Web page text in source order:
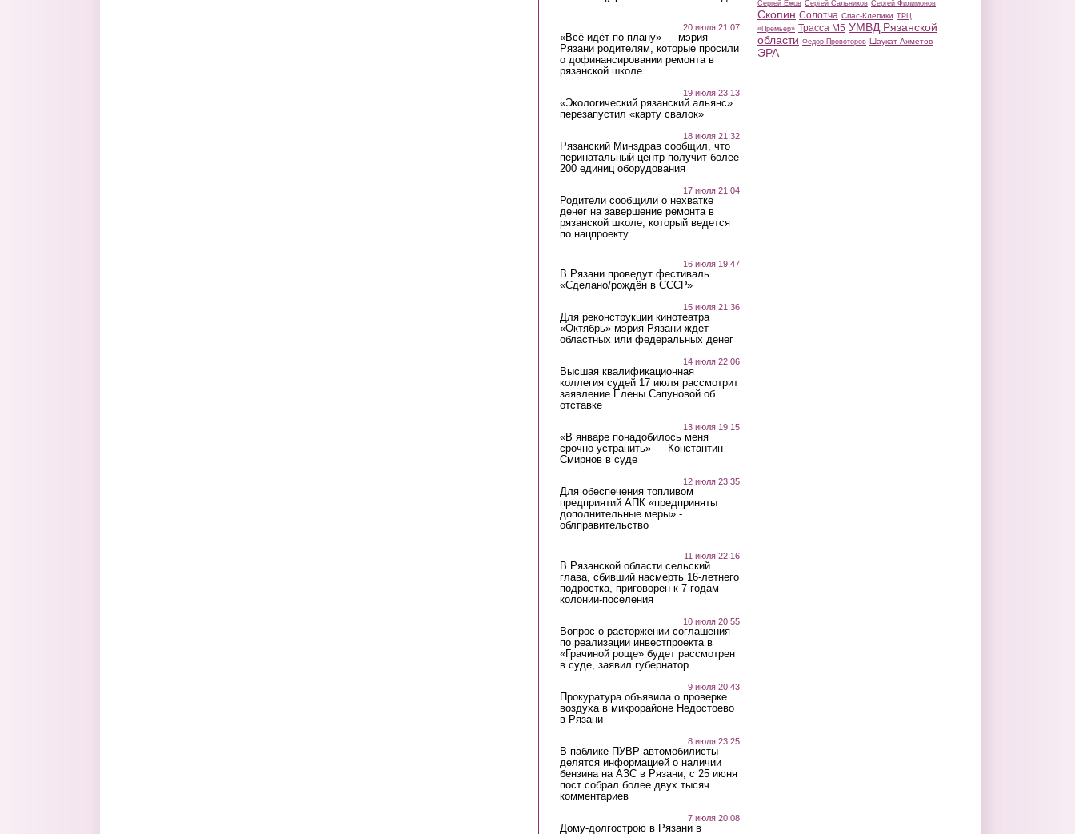
20 июля 21:07
«Всё идёт по плану» — мэрия
Рязани родителям, которые просили
о дофинансировании ремонта в
рязанской школе
19 июля 23:13
«Экологический рязанский альянс»
перезапустил «карту свалок»
18 июля 21:32
Рязанский Минздрав сообщил, что
перинатальный центр получит более
200 единиц оборудования
17 июля 21:04
Родители сообщили о нехватке
денег на завершение ремонта в
рязанской школе, который ведется
по нацпроекту
16 июля 19:47
В Рязани проведут фестиваль
«Сделано/рождён в СССР»
15 июля 21:36
Для реконструкции кинотеатра
«Октябрь» мэрия Рязани ждет
областных или федеральных денег
14 июля 22:06
Высшая квалификационная
коллегия судей 17 июля рассмотрит
заявление Елены Сапуновой об
отставке
13 июля 19:15
«В январе понадобилось меня
срочно устранить» — Константин
Смирнов в суде
12 июля 23:35
Для обеспечения топливом
предприятий АПК «предприняты
дополнительные меры» -
облправительство
11 июля 22:16
В Рязанской области сельский
глава, сбивший насмерть 16-летнего
подростка, приговорен к 7 годам
колонии-поселения
10 июля 20:55
Вопрос о расторжении соглашения
по реализации инвестпроекта в
«Грачиной роще» будет рассмотрен
в суде, заявил губернатор
9 июля 20:43
Прокуратура объявила о проверке
воздуха в микрорайоне Недостоево
в Рязани
8 июля 23:25
В паблике ПУВР автомобилисты
делятся информацией о наличии
бензина на АЗС в Рязани, с 25 июня
пост собрал более двух тысяч
комментариев
7 июля 20:08
Дому-долгострою в Рязани в
Сергей Ежов Сергей Сальников Сергей Филимонов
Скопин Солотча Спас-Клепики ТРЦ
«Премьер» Трасса М5 УМВД Рязанской
области Федор Провоторов Шаукат Ахметов
ЭРА